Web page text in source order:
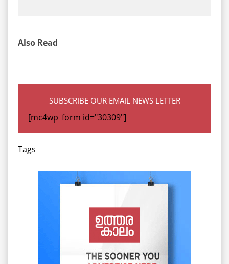
Also Read
SUBSCRIBE OUR EMAIL NEWS LETTER
[mc4wp_form id="30309"]
Tags